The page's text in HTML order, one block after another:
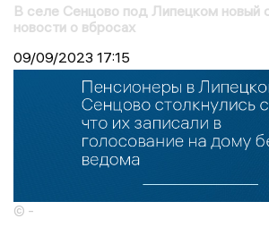
В селе Сенцово под Липецком новый
новости о вбросах
09/09/2023 17:15
© -